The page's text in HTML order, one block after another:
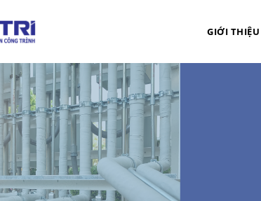
GIỚI THIỆU